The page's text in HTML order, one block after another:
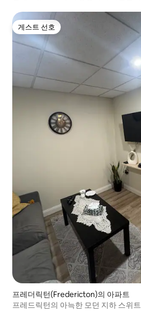
게스트 선호
게스트 선호
프레더릭턴(Fredericton)의 아파트
프레드릭턴의 아늑한 모던 지하 스위트